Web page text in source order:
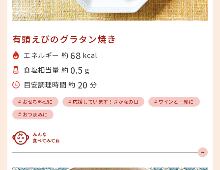
有頭えびのグラタン焼き
エネルギー 約 68 kcal
食塩相当量 約 0.5 g
目安調理時間 約 20 分
# おせち料理に # 応援しています！さかなの日
# ワインと一緒に
# おつまみに
みんな食べてみてね